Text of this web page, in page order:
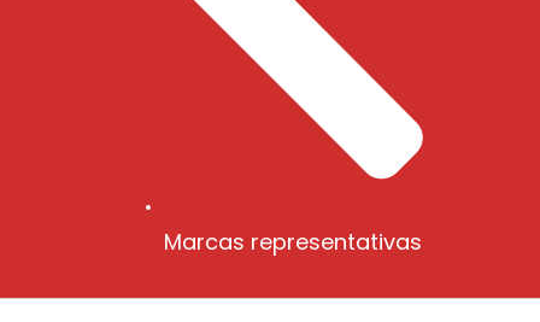
Marcas representativas